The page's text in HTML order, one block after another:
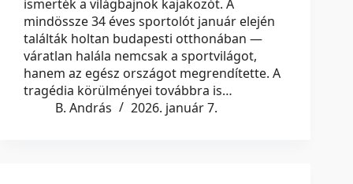
ismerték a világbajnok kajakozót. A
mindössze 34 éves sportolót január elején
találták holtan budapesti otthonában —
váratlan halála nemcsak a sportvilágot,
hanem az egész országot megrendítette. A
tragédia körülményei továbbra is…
B. András
2026. január 7.